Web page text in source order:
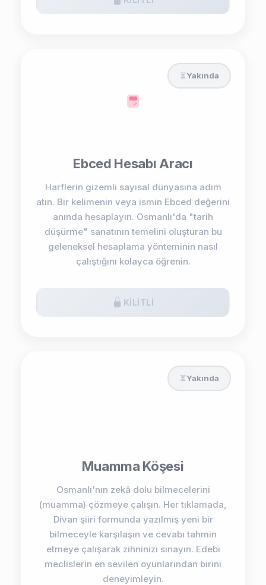
Yakında
Ebced Hesabı Aracı
Harflerin gizemli sayısal dünyasına adım
atın. Bir kelimenin veya ismin Ebced değerini
anında hesaplayın. Osmanlı'da "tarih
düşürme" sanatının temelini oluşturan bu
geleneksel hesaplama yönteminin nasıl
çalıştığını kolayca öğrenin.
KILITLI
Yakında
Muamma Köşesi
Osmanlı'nın zekâ dolu bilmecelerini
(muamma) çözmeye çalışın. Her tıklamada,
Divan şiiri formunda yazılmış yeni bir
bilmeceyle karşılaşın ve cevabı tahmin
etmeye çalışarak zihninizi sınayın. Edebi
meclislerin en sevilen oyunlarından birini
deneyimleyin.